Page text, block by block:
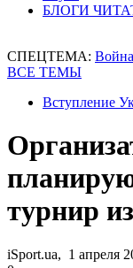
БЛОГИ
СПЕЦТЕМА:
ВСЕ ТЕМЫ
Вступление
турнир
iSport.ua, 1 апреля